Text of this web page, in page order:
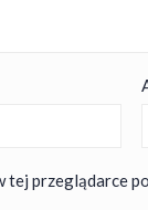
tej przeglądarce